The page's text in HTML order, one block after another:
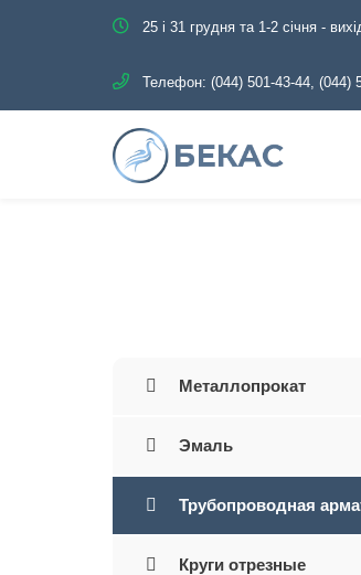
25 і 31 грудня та 1-2 січня -
Телефон: (044) 501-43-44, (044)
Металлопрокат
Эмаль
Трубопроводная
Круги отрезные